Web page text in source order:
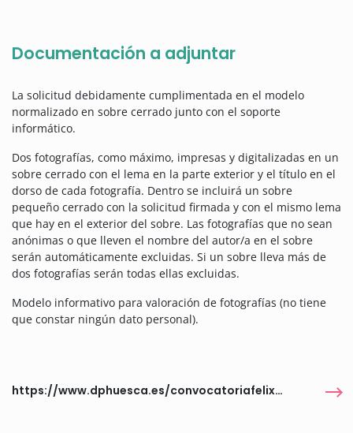
Documentación a adjuntar
La solicitud debidamente cumplimentada en el modelo
normalizado en sobre cerrado junto con el soporte
informático.
Dos fotografías, como máximo, impresas y digitalizadas en un
sobre cerrado con el lema en la parte exterior y el título en el
dorso de cada fotografía. Dentro se incluirá un sobre
pequeño cerrado con la solicitud firmada y con el mismo lema
que hay en el exterior del sobre. Las fotografías que no sean
anónimas o que lleven el nombre del autor/a en el sobre
serán automáticamente excluidas. Si un sobre lleva más de
dos fotografías serán todas ellas excluidas.
Modelo informativo para valoración de fotografías (no tiene
que constar ningún dato personal).
https://www.dphuesca.es/convocatoriafelixazara